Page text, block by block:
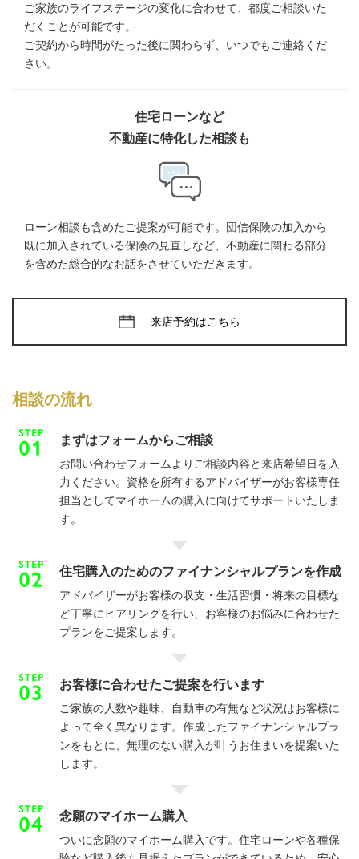
ご家族のライフステージの変化に合わせて、都度ご相談いた
だくことが可能です。
ご契約から時間がたった後に関わらず、いつでもご連絡くだ
さい。
住宅ローンなど
不動産に特化した相談も
ローン相談も含めたご提案が可能です。団信保険の加入から
既に加入されている保険の見直しなど、不動産に関わる部分
を含めた総合的なお話をさせていただきます。
来店予約はこちら
相談の流れ
まずはフォームからご相談
お問い合わせフォームよりご相談内容と来店希望日を入
力ください。資格を所有するアドバイザーがお客様専任
担当としてマイホームの購入に向けてサポートいたしま
す。
住宅購入のためのファイナンシャルプランを作成
アドバイザーがお客様の収支・生活習慣・将来の目標な
ど丁寧にヒアリングを行い、お客様のお悩みに合わせた
プランをご提案します。
お客様に合わせたご提案を行います
ご家族の人数や趣味、自動車の有無など状況はお客様に
よって全く異なります。作成したファイナンシャルプラ
ンをもとに、無理のない購入が叶うお住まいを提案いた
します。
念願のマイホーム購入
ついに念願のマイホーム購入です。住宅ローンや各種保